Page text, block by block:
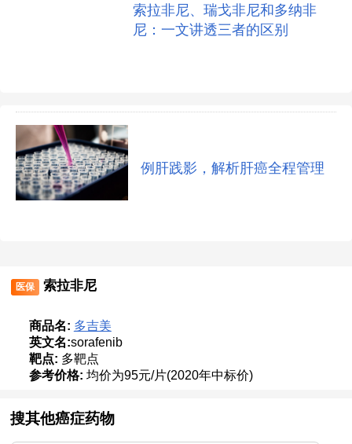
索拉非尼、瑞戈非尼和多纳非
尼：一文讲透三者的区别
例肝践影，解析肝癌全程管理
医保 索拉非尼
商品名: 多吉美
英文名:sorafenib
靶点: 多靶点
参考价格: 均价为95元/片(2020年中标价)
搜其他癌症药物